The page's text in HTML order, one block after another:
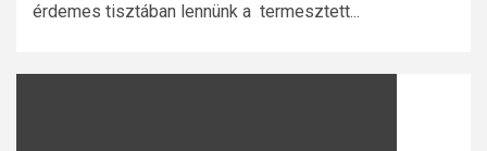
érdemes tisztában lennünk a termesztett...